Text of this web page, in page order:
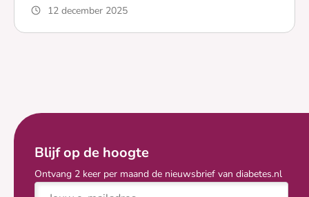
12 december 2025
Lees meer over Sterker dan diabetes | Door: Mendy
Blijf op de hoogte
Ontvang 2 keer per maand de nieuwsbrief van diabetes.nl
E-mailadres